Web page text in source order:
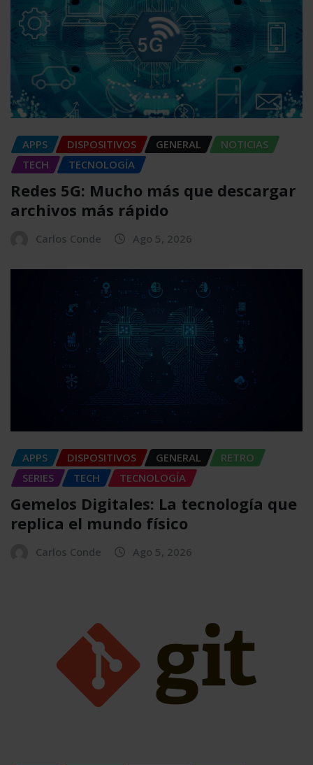
APPS DISPOSITIVOS GENERAL
NOTICIAS
TECH
TECNOLOGÍA
Redes 5G: Mucho más que descargar
archivos más rápido
Carlos Conde Ago 5, 2026
APPS DISPOSITIVOS GENERAL
RETRO
SERIES
TECH TECNOLOGÍA
Gemelos Digitales: La tecnología que
replica el mundo físico
Carlos Conde Ago 5, 2026